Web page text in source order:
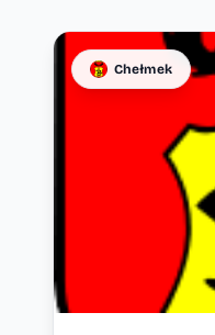
Lista artykułów
Chełmek